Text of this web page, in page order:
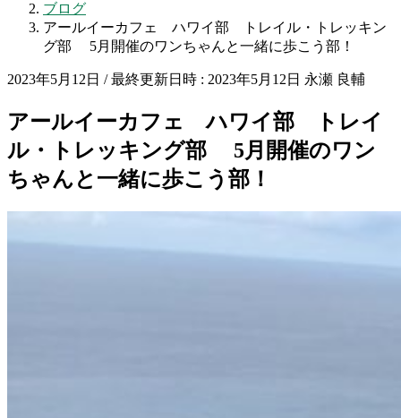
ブログ
アールイーカフェ ハワイ部 トレイル・トレッキン
グ部 5月開催のワンちゃんと一緒に歩こう部！
2023年5月12日 / 最終更新日時 : 2023年5月12日 永瀬 良輔
アールイーカフェ ハワイ部 トレイ
ル・トレッキング部 5月開催のワン
ちゃんと一緒に歩こう部！